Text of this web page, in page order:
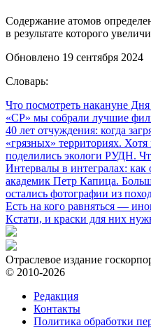
Содержание атомов
в результате которого
Обновлено 19 сентября 2024
Словарь:
Что посмотреть накануне
«СР» мы собрали лучшие
40 лет отчуждения: когда
«грязных» территориях.
поделились экологи РУДН.
Интервалы в интегралах: как
академик Петр Капица.
остались фотографии из
Есть на кого равняться —
Кстати, и краски для них
Отраслевое издание
© 2010-2026
Редакция
Контакты
Политика обработки